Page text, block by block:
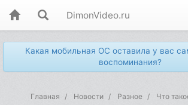
DimonVideo.ru
Какая мобильная ОС оставила у вас
воспоминания?
Главная Новости Разное Что